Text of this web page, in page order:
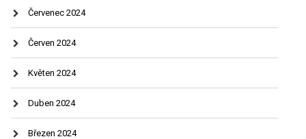
Červenec 2024
Červen 2024
Květen 2024
Duben 2024
Březen 2024